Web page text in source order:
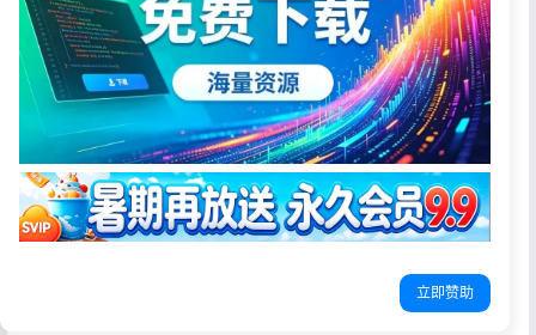
彩虹源码网
2026-05-25 19阅读
源码简介
OSU自动下单代刷源码，内带7套模板。
使用方法：程序上传主机空间或服务器内，打开域名/install
立即赞助